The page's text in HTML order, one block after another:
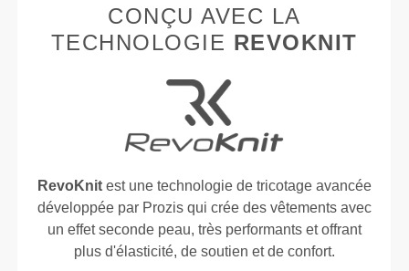
CONÇU AVEC LA
TECHNOLOGIE REVOKNIT
RevoKnitest une technologie de tricotage avancée
développée par Prozis qui crée des vêtements avec
un effet seconde peau, très performants et offrant
plus d'élasticité, de soutien et de confort.